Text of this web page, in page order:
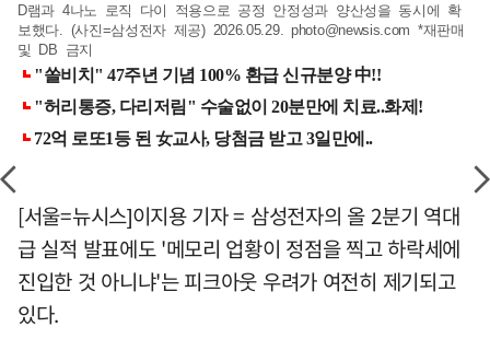
D램과 4나노 로직 다이 적용으로 공정 안정성과 양산성을 동시에 확
보했다. (사진=삼성전자 제공) 2026.05.29. photo@newsis.com *재판매
및 DB 금지
[서울=뉴시스]이지용 기자 = 삼성전자의 올 2분기 역대
급 실적 발표에도 '메모리 업황이 정점을 찍고 하락세에
진입한 것 아니냐'는 피크아웃 우려가 여전히 제기되고
있다.